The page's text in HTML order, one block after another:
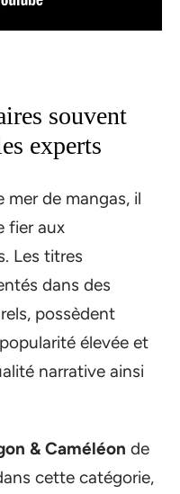
souvent
experts
mer de mangas, il
fier aux
Les titres
dans des
possèdent
élevée et
narrative ainsi
& Caméléon de
cette catégorie,